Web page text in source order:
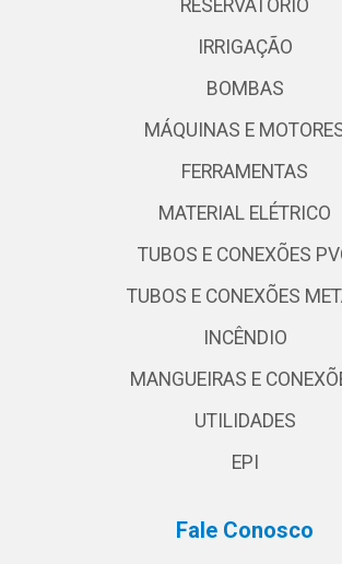
RESERVATÓRIO
IRRIGAÇÃO
BOMBAS
MÁQUINAS E
FERRAMENTAS
MATERIAL ELÉTRICO
TUBOS E CONEXÕES
TUBOS E CONEXÕES
INCÊNDIO
MANGUEIRAS E
UTILIDADES
EPI
Fale Conosco